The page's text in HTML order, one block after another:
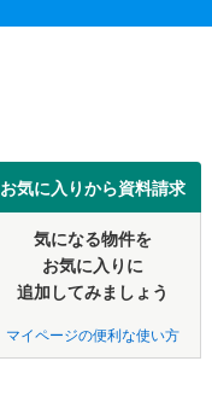
お気に入りから資料請求
気になる物件を
お気に入りに
追加してみましょう
マイページの便利な使い方